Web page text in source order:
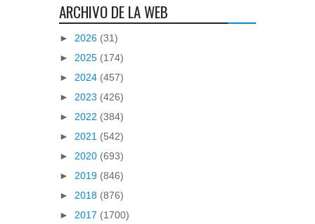
ARCHIVO DE LA WEB
► 2026 (31)
► 2025 (174)
► 2024 (457)
► 2023 (426)
► 2022 (384)
► 2021 (542)
► 2020 (693)
► 2019 (846)
► 2018 (876)
► 2017 (1700)